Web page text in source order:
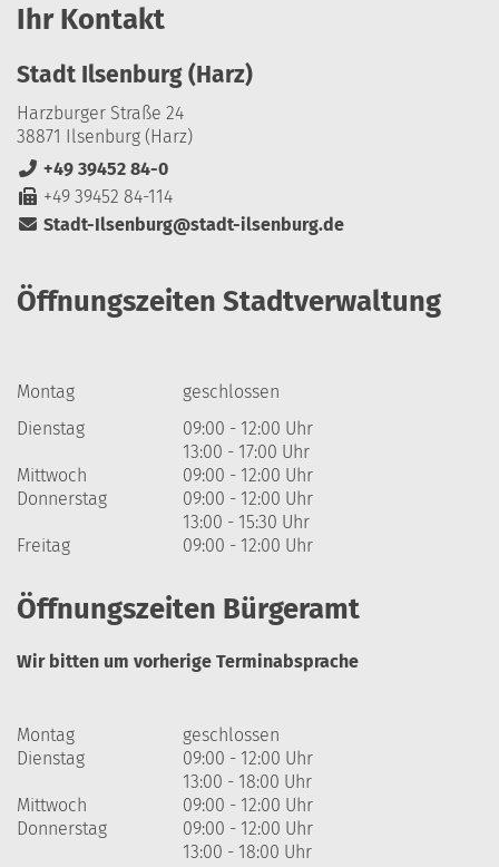
Ihr Kontakt
Stadt Ilsenburg (Harz)
Harzburger Straße 24
38871 Ilsenburg (Harz)
+49 39452 84-0
+49 39452 84-114
Stadt-Ilsenburg@stadt-ilsenburg.de
Öffnungszeiten Stadtverwaltung
Montag
geschlossen
Dienstag
09:00 - 12:00 Uhr
13:00 - 17:00 Uhr
Mittwoch
09:00 - 12:00 Uhr
Donnerstag
09:00 - 12:00 Uhr
13:00 - 15:30 Uhr
Freitag
09:00 - 12:00 Uhr
Öffnungszeiten Bürgeramt
Wir bitten um vorherige Terminabsprache
Montag
geschlossen
Dienstag
09:00 - 12:00 Uhr
13:00 - 18:00 Uhr
Mittwoch
09:00 - 12:00 Uhr
Donnerstag
09:00 - 12:00 Uhr
13:00 - 18:00 Uhr